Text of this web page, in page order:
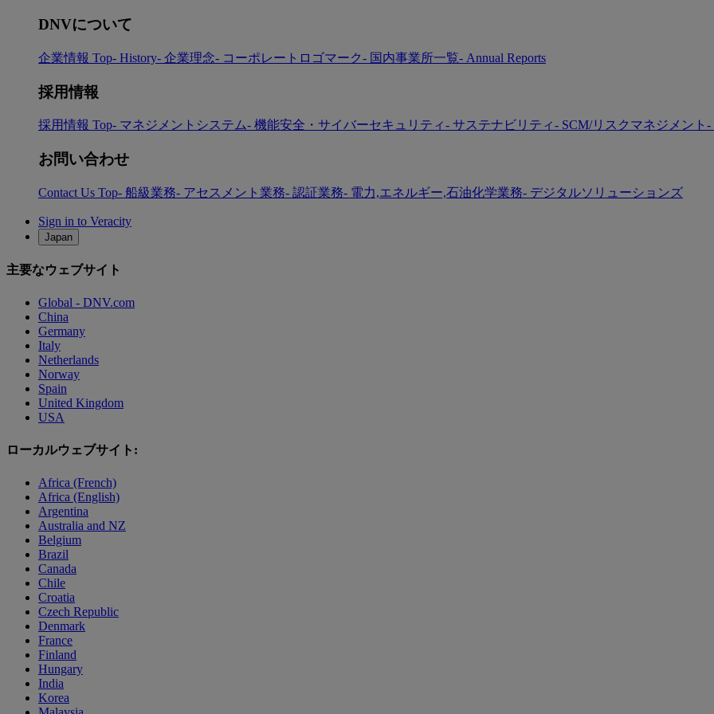
DNVについて
企業情報 Top- History- 企業理念- コーポレートロゴマーク- 国内事業所一覧- Annual Reports
採用情報
採用情報 Top- マネジメントシステム- 機能安全・サイバーセキュリティ- サステナビリティ- SCM/リスクマネジメント -
お問い合わせ
Contact Us Top- 船級業務- アセスメント業務- 認証業務- 電力,エネルギー,石油化学業務- デジタルソリューションズ
Sign in to Veracity
Japan
主要なウェブサイト
Global - DNV.com
China
Germany
Italy
Netherlands
Norway
Spain
United Kingdom
USA
ローカルウェブサイト:
Africa (French)
Africa (English)
Argentina
Australia and NZ
Belgium
Brazil
Canada
Chile
Croatia
Czech Republic
Denmark
France
Finland
Hungary
India
Korea